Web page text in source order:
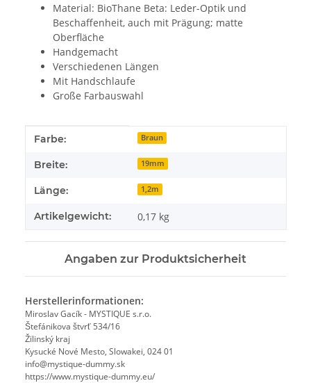
Material: BioThane Beta: Leder-Optik und
Beschaffenheit, auch mit Prägung; matte
Oberfläche
Handgemacht
Verschiedenen Längen
Mit Handschlaufe
Große Farbauswahl
Produkteigenschaft
Wert
Farbe: Braun
Breite: 19mm
Länge: 1,2m
Artikelgewicht: 0,17 kg
Angaben zur Produktsicherheit
Herstellerinformationen:
Miroslav Gacík - MYSTIQUE s.r.o.
Štefánikova štvrť 534/16
Žilinský kraj
Kysucké Nové Mesto, Slowakei, 024 01
info@mystique-dummy.sk
https://www.mystique-dummy.eu/